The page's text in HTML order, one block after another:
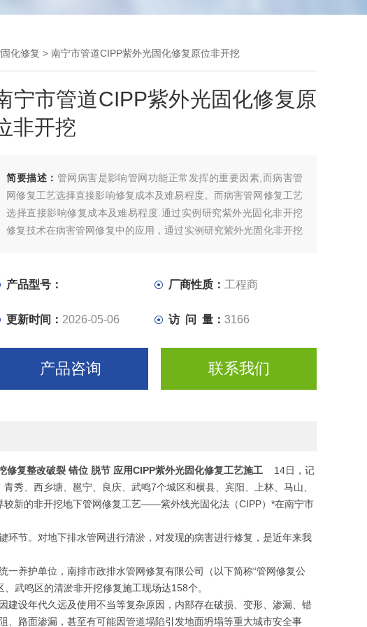
化修复 > 南宁市管道CIPP紫外光固化修复原位非开挖
宁市管道CIPP紫外光固化修复原
非开挖
简要描述： 管网病害是影响管网功能正常发挥的重要因素,而病害管
网修复工艺选择直接影响修复成本及难易程度。而病害管网修复工艺
选择直接影响修复成本及难易程度.通过实例研究紫外光固化非开挖
修复技术在病害管网修复中的应用，通过实例研究紫外光固化非开挖
借鉴作用。
产品型号： 厂商性质： 工程商
更新时间： 2026-05-06 访 问 量：3166
产品咨询 联系我们
修复整改破裂 错位 脱节 应用CIPP紫外光固化修复工艺施工 14日，记
秀、西乡塘、邕宁、良庆、武鸣7个城区和横县、宾阳、上林、马山、
新的非开挖地下管网修复工艺——紫外线光固化法（CIPP）*在南宁市
节。对地下排水管网进行清淤，对发现的病害进行修复，是近年来我
养护单位，南排市政排水管网修复有限公司（以下简称“管网修复公
武鸣区的清淤非开挖修复施工现场达158个。
设年代久远及使用不当等复杂原因，内部存在破损、变形、渗漏、错
路面渗漏，甚至有可能因管道塌陷引发地面坍塌等重大城市安全事